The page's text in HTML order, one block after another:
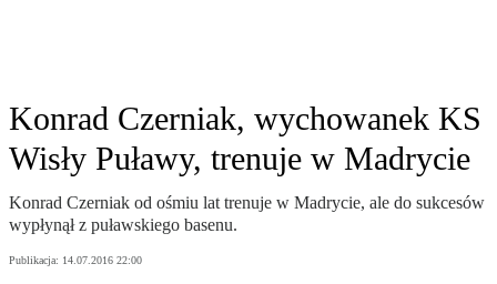
Konrad Czerniak, wychowanek KS
Wisły Puławy, trenuje w Madrycie
Konrad Czerniak od ośmiu lat trenuje w Madrycie, ale do sukcesów
wypłynął z puławskiego basenu.
Publikacja: 14.07.2016 22:00